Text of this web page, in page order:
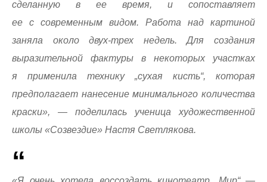
сделанную в ее время, и сопоставляет
ее с современным видом. Работа над картиной
заняла около двух-трех недель. Для создания
выразительной фактуры в некоторых участках
я применила технику „сухая кисть“, которая
предполагает нанесение минимального количества
краски», — поделилась ученица художественной
школы «Созвездие» Настя Светлякова.